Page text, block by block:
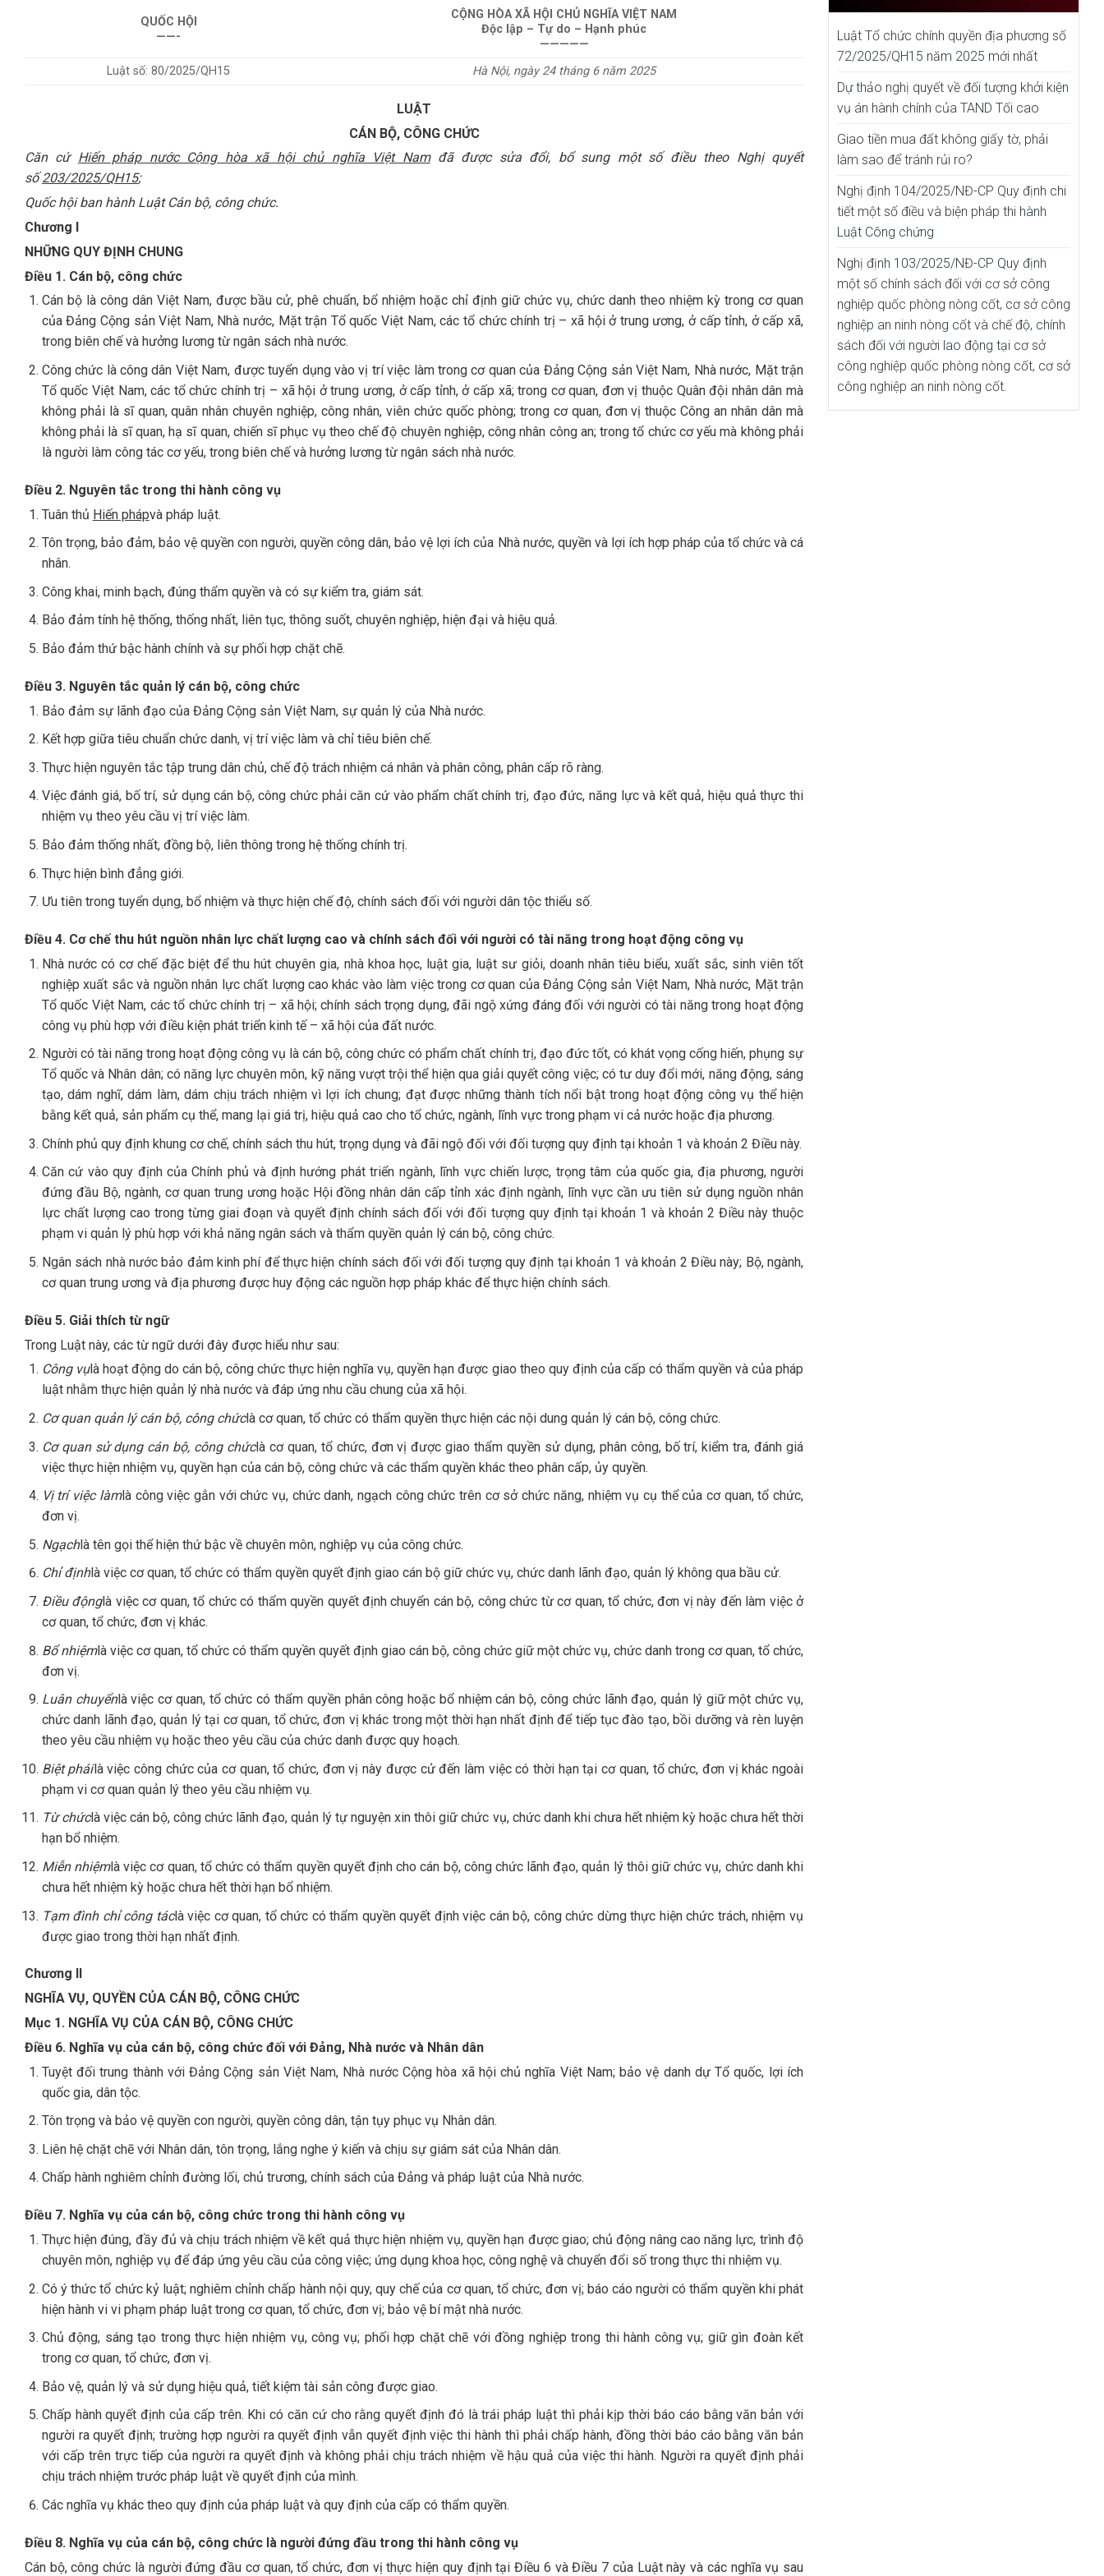
QUỐC HỘI
——-
CỘNG HÒA XÃ HỘI CHỦ NGHĨA VIỆT NAM
Độc lập – Tự do – Hạnh phúc
—————
Luật số: 80/2025/QH15
Hà Nội, ngày 24 tháng 6 năm 2025
LUẬT
CÁN BỘ, CÔNG CHỨC
Căn cứ Hiến pháp nước Cộng hòa xã hội chủ nghĩa Việt Namđã được sửa đổi, bổ sung một số điều theo Nghị quyết
số203/2025/QH15;
Quốc hội ban hành Luật Cán bộ, công chức.
Chương I
NHỮNG QUY ĐỊNH CHUNG
Điều 1. Cán bộ, công chức
Cán bộ là công dân Việt Nam, được bầu cử, phê chuẩn, bổ nhiệm hoặc chỉ định giữ chức vụ, chức danh theo nhiệm kỳ trong cơ quan
của Đảng Cộng sản Việt Nam, Nhà nước, Mặt trận Tổ quốc Việt Nam, các tổ chức chính trị – xã hội ở trung ương, ở cấp tỉnh, ở cấp xã,
trong biên chế và hưởng lương từ ngân sách nhà nước.
Công chức là công dân Việt Nam, được tuyển dụng vào vị trí việc làm trong cơ quan của Đảng Cộng sản Việt Nam, Nhà nước, Mặt trận
Tổ quốc Việt Nam, các tổ chức chính trị – xã hội ở trung ương, ở cấp tỉnh, ở cấp xã; trong cơ quan, đơn vị thuộc Quân đội nhân dân mà
không phải là sĩ quan, quân nhân chuyên nghiệp, công nhân, viên chức quốc phòng; trong cơ quan, đơn vị thuộc Công an nhân dân mà
không phải là sĩ quan, hạ sĩ quan, chiến sĩ phục vụ theo chế độ chuyên nghiệp, công nhân công an; trong tổ chức cơ yếu mà không phải
là người làm công tác cơ yếu, trong biên chế và hưởng lương từ ngân sách nhà nước.
Điều 2. Nguyên tắc trong thi hành công vụ
Tuân thủ Hiến phápvà pháp luật.
Tôn trọng, bảo đảm, bảo vệ quyền con người, quyền công dân, bảo vệ lợi ích của Nhà nước, quyền và lợi ích hợp pháp của tổ chức và cá
nhân.
Công khai, minh bạch, đúng thẩm quyền và có sự kiểm tra, giám sát.
Bảo đảm tính hệ thống, thống nhất, liên tục, thông suốt, chuyên nghiệp, hiện đại và hiệu quả.
Bảo đảm thứ bậc hành chính và sự phối hợp chặt chẽ.
Điều 3. Nguyên tắc quản lý cán bộ, công chức
Bảo đảm sự lãnh đạo của Đảng Cộng sản Việt Nam, sự quản lý của Nhà nước.
Kết hợp giữa tiêu chuẩn chức danh, vị trí việc làm và chỉ tiêu biên chế.
Thực hiện nguyên tắc tập trung dân chủ, chế độ trách nhiệm cá nhân và phân công, phân cấp rõ ràng.
Việc đánh giá, bố trí, sử dụng cán bộ, công chức phải căn cứ vào phẩm chất chính trị, đạo đức, năng lực và kết quả, hiệu quả thực thi
nhiệm vụ theo yêu cầu vị trí việc làm.
Bảo đảm thống nhất, đồng bộ, liên thông trong hệ thống chính trị.
Thực hiện bình đẳng giới.
Ưu tiên trong tuyển dụng, bổ nhiệm và thực hiện chế độ, chính sách đối với người dân tộc thiểu số.
Điều 4. Cơ chế thu hút nguồn nhân lực chất lượng cao và chính sách đối với người có tài năng trong hoạt động công vụ
Nhà nước có cơ chế đặc biệt để thu hút chuyên gia, nhà khoa học, luật gia, luật sư giỏi, doanh nhân tiêu biểu, xuất sắc, sinh viên tốt
nghiệp xuất sắc và nguồn nhân lực chất lượng cao khác vào làm việc trong cơ quan của Đảng Cộng sản Việt Nam, Nhà nước, Mặt trận
Tổ quốc Việt Nam, các tổ chức chính trị – xã hội; chính sách trọng dụng, đãi ngộ xứng đáng đối với người có tài năng trong hoạt động
công vụ phù hợp với điều kiện phát triển kinh tế – xã hội của đất nước.
Người có tài năng trong hoạt động công vụ là cán bộ, công chức có phẩm chất chính trị, đạo đức tốt, có khát vọng cống hiến, phụng sự
Tổ quốc và Nhân dân; có năng lực chuyên môn, kỹ năng vượt trội thể hiện qua giải quyết công việc; có tư duy đổi mới, năng động, sáng
tạo, dám nghĩ, dám làm, dám chịu trách nhiệm vì lợi ích chung; đạt được những thành tích nổi bật trong hoạt động công vụ thể hiện
bằng kết quả, sản phẩm cụ thể, mang lại giá trị, hiệu quả cao cho tổ chức, ngành, lĩnh vực trong phạm vi cả nước hoặc địa phương.
Chính phủ quy định khung cơ chế, chính sách thu hút, trọng dụng và đãi ngộ đối với đối tượng quy định tại khoản 1 và khoản 2 Điều này.
Căn cứ vào quy định của Chính phủ và định hướng phát triển ngành, lĩnh vực chiến lược, trọng tâm của quốc gia, địa phương, người
đứng đầu Bộ, ngành, cơ quan trung ương hoặc Hội đồng nhân dân cấp tỉnh xác định ngành, lĩnh vực cần ưu tiên sử dụng nguồn nhân
lực chất lượng cao trong từng giai đoạn và quyết định chính sách đối với đối tượng quy định tại khoản 1 và khoản 2 Điều này thuộc
phạm vi quản lý phù hợp với khả năng ngân sách và thẩm quyền quản lý cán bộ, công chức.
Ngân sách nhà nước bảo đảm kinh phí để thực hiện chính sách đối với đối tượng quy định tại khoản 1 và khoản 2 Điều này; Bộ, ngành,
cơ quan trung ương và địa phương được huy động các nguồn hợp pháp khác để thực hiện chính sách.
Điều 5. Giải thích từ ngữ
Trong Luật này, các từ ngữ dưới đây được hiểu như sau:
Công vụlà hoạt động do cán bộ, công chức thực hiện nghĩa vụ, quyền hạn được giao theo quy định của cấp có thẩm quyền và của pháp
luật nhằm thực hiện quản lý nhà nước và đáp ứng nhu cầu chung của xã hội.
Cơ quan quản lý cán bộ, công chứclà cơ quan, tổ chức có thẩm quyền thực hiện các nội dung quản lý cán bộ, công chức.
Cơ quan sử dụng cán bộ, công chứclà cơ quan, tổ chức, đơn vị được giao thẩm quyền sử dụng, phân công, bố trí, kiểm tra, đánh giá
việc thực hiện nhiệm vụ, quyền hạn của cán bộ, công chức và các thẩm quyền khác theo phân cấp, ủy quyền.
Vị trí việc làmlà công việc gắn với chức vụ, chức danh, ngạch công chức trên cơ sở chức năng, nhiệm vụ cụ thể của cơ quan, tổ chức,
đơn vị.
Ngạchlà tên gọi thể hiện thứ bậc về chuyên môn, nghiệp vụ của công chức.
Chỉ địnhlà việc cơ quan, tổ chức có thẩm quyền quyết định giao cán bộ giữ chức vụ, chức danh lãnh đạo, quản lý không qua bầu cử.
Điều độnglà việc cơ quan, tổ chức có thẩm quyền quyết định chuyển cán bộ, công chức từ cơ quan, tổ chức, đơn vị này đến làm việc ở
cơ quan, tổ chức, đơn vị khác.
Bổ nhiệmlà việc cơ quan, tổ chức có thẩm quyền quyết định giao cán bộ, công chức giữ một chức vụ, chức danh trong cơ quan, tổ chức,
đơn vị.
Luân chuyểnlà việc cơ quan, tổ chức có thẩm quyền phân công hoặc bổ nhiệm cán bộ, công chức lãnh đạo, quản lý giữ một chức vụ,
chức danh lãnh đạo, quản lý tại cơ quan, tổ chức, đơn vị khác trong một thời hạn nhất định để tiếp tục đào tạo, bồi dưỡng và rèn luyện
theo yêu cầu nhiệm vụ hoặc theo yêu cầu của chức danh được quy hoạch.
Biệt pháilà việc công chức của cơ quan, tổ chức, đơn vị này được cử đến làm việc có thời hạn tại cơ quan, tổ chức, đơn vị khác ngoài
phạm vi cơ quan quản lý theo yêu cầu nhiệm vụ.
Từ chứclà việc cán bộ, công chức lãnh đạo, quản lý tự nguyện xin thôi giữ chức vụ, chức danh khi chưa hết nhiệm kỳ hoặc chưa hết thời
hạn bổ nhiệm.
Miễn nhiệmlà việc cơ quan, tổ chức có thẩm quyền quyết định cho cán bộ, công chức lãnh đạo, quản lý thôi giữ chức vụ, chức danh khi
chưa hết nhiệm kỳ hoặc chưa hết thời hạn bổ nhiệm.
Tạm đình chỉ công táclà việc cơ quan, tổ chức có thẩm quyền quyết định việc cán bộ, công chức dừng thực hiện chức trách, nhiệm vụ
được giao trong thời hạn nhất định.
Chương II
NGHĨA VỤ, QUYỀN CỦA CÁN BỘ, CÔNG CHỨC
Mục 1. NGHĨA VỤ CỦA CÁN BỘ, CÔNG CHỨC
Điều 6. Nghĩa vụ của cán bộ, công chức đối với Đảng, Nhà nước và Nhân dân
Tuyệt đối trung thành với Đảng Cộng sản Việt Nam, Nhà nước Cộng hòa xã hội chủ nghĩa Việt Nam; bảo vệ danh dự Tổ quốc, lợi ích
quốc gia, dân tộc.
Tôn trọng và bảo vệ quyền con người, quyền công dân, tận tụy phục vụ Nhân dân.
Liên hệ chặt chẽ với Nhân dân, tôn trọng, lắng nghe ý kiến và chịu sự giám sát của Nhân dân.
Chấp hành nghiêm chỉnh đường lối, chủ trương, chính sách của Đảng và pháp luật của Nhà nước.
Điều 7. Nghĩa vụ của cán bộ, công chức trong thi hành công vụ
Thực hiện đúng, đầy đủ và chịu trách nhiệm về kết quả thực hiện nhiệm vụ, quyền hạn được giao; chủ động nâng cao năng lực, trình độ
chuyên môn, nghiệp vụ để đáp ứng yêu cầu của công việc; ứng dụng khoa học, công nghệ và chuyển đổi số trong thực thi nhiệm vụ.
Có ý thức tổ chức kỷ luật; nghiêm chỉnh chấp hành nội quy, quy chế của cơ quan, tổ chức, đơn vị; báo cáo người có thẩm quyền khi phát
hiện hành vi vi phạm pháp luật trong cơ quan, tổ chức, đơn vị; bảo vệ bí mật nhà nước.
Chủ động, sáng tạo trong thực hiện nhiệm vụ, công vụ; phối hợp chặt chẽ với đồng nghiệp trong thi hành công vụ; giữ gìn đoàn kết
trong cơ quan, tổ chức, đơn vị.
Bảo vệ, quản lý và sử dụng hiệu quả, tiết kiệm tài sản công được giao.
Chấp hành quyết định của cấp trên. Khi có căn cứ cho rằng quyết định đó là trái pháp luật thì phải kịp thời báo cáo bằng văn bản với
người ra quyết định; trường hợp người ra quyết định vẫn quyết định việc thi hành thì phải chấp hành, đồng thời báo cáo bằng văn bản
với cấp trên trực tiếp của người ra quyết định và không phải chịu trách nhiệm về hậu quả của việc thi hành. Người ra quyết định phải
chịu trách nhiệm trước pháp luật về quyết định của mình.
Các nghĩa vụ khác theo quy định của pháp luật và quy định của cấp có thẩm quyền.
Điều 8. Nghĩa vụ của cán bộ, công chức là người đứng đầu trong thi hành công vụ
Cán bộ, công chức là người đứng đầu cơ quan, tổ chức, đơn vị thực hiện quy định tại Điều 6 và Điều 7 của Luật này và các nghĩa vụ sau
Luật Tổ chức chính quyền địa phương số
72/2025/QH15 năm 2025 mới nhất
Dự thảo nghị quyết về đối tượng khởi kiện
vụ án hành chính của TAND Tối cao
Giao tiền mua đất không giấy tờ, phải
làm sao để tránh rủi ro?
Nghị định 104/2025/NĐ-CP Quy định chi
tiết một số điều và biện pháp thi hành
Luật Công chứng
Nghị định 103/2025/NĐ-CP Quy định
một số chính sách đối với cơ sở công
nghiệp quốc phòng nòng cốt, cơ sở công
nghiệp an ninh nòng cốt và chế độ, chính
sách đối với người lao động tại cơ sở
công nghiệp quốc phòng nòng cốt, cơ sở
công nghiệp an ninh nòng cốt.